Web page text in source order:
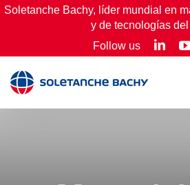
Skip
Soletanche Bachy, líder mundial en
y de tecnologías
Follow us